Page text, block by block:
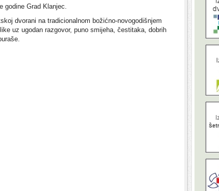
godine Grad Klanjec.
dvorani na tradicionalnom božićno-novogodišnjem
uz ugodan razgovor, puno smijeha, čestitaka, dobrih